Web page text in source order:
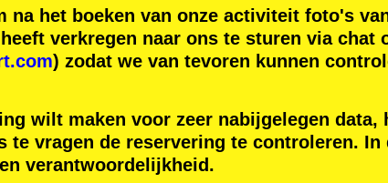
na het boeken van onze activiteit foto's
verkregen naar ons te sturen via chat
) zodat we van tevoren kunnen
wilt maken voor zeer nabijgelegen
te vragen de reservering te controleren. In
verantwoordelijkheid.